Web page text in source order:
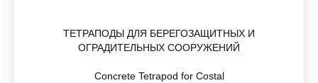
ТЕТРАПОДЫ ДЛЯ БЕРЕГОЗАЩИТНЫХ И
ОГРАДИТЕЛЬНЫХ СООРУЖЕНИЙ
Concrete Tetrapod for Costal